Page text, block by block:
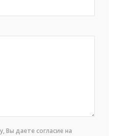
Вы даете согласие на